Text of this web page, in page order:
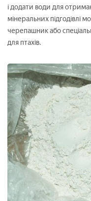
і додати води для
мінеральних підгодівлі
черепашник або
для птахів.